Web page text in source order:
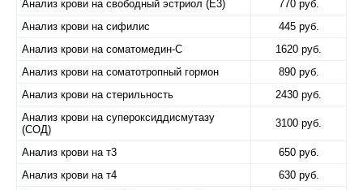
Анализ крови на свободный эстриол (Е3)
770 руб.
Анализ крови на сифилис
445 руб.
Анализ крови на соматомедин-С
1620 руб.
Анализ крови на соматотропный гормон
890 руб.
Анализ крови на стерильность
2430 руб.
Анализ крови на супероксиддисмутазу
(СОД)
3100 руб.
Анализ крови на т3
650 руб.
Анализ крови на т4
630 руб.